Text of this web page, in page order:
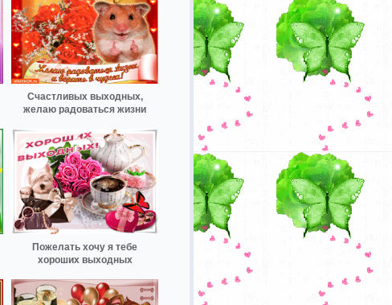
Счастливых выходных,
желаю радоваться жизни
Пожелать хочу я тебе
хороших выходных